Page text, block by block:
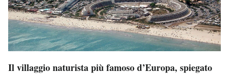
Il villaggio naturista più famoso d’Europa, spiegato